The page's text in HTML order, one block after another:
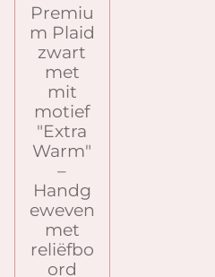
Premiu
m Plaid
zwart
met
mit
motief
"Extra
Warm"
–
Handg
eweven
met
reliëfbo
ord